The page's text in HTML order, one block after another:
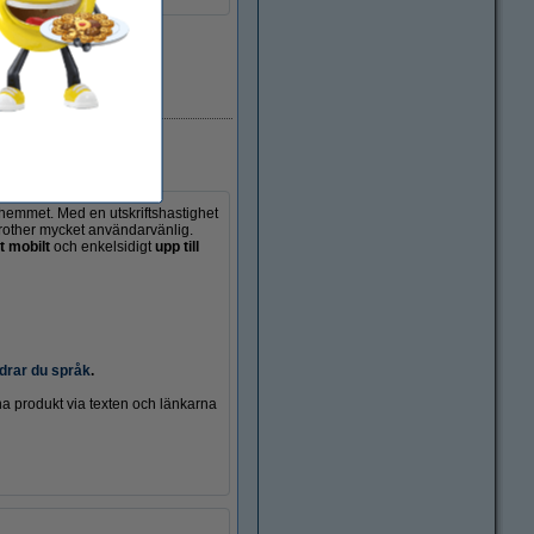
i lager
Med en utskriftshastighet
mycket användarvänlig.
mobilt och enkelsidigt upp till
du språk.
produkt via texten och länkarna